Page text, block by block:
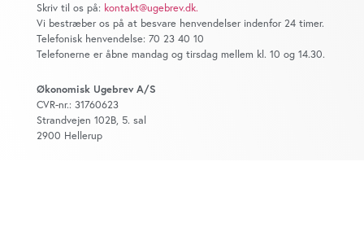
Skriv til os på: kontakt@ugebrev.dk.
Vi bestræber os på at besvare henvendelser indenfor 24 timer.
Telefonisk henvendelse: 70 23 40 10
Telefonerne er åbne mandag og tirsdag mellem kl. 10 og 14.30.
Økonomisk Ugebrev A/S
CVR-nr.: 31760623
Strandvejen 102B, 5. sal
2900 Hellerup